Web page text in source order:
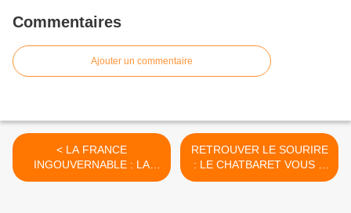
Commentaires
Ajouter un commentaire
< LA FRANCE
INGOUVERNABLE : LA
CENTRALISATION EN
RETROUVER LE SOURIRE
: LE CHATBARET VOUS Y
INVITE >